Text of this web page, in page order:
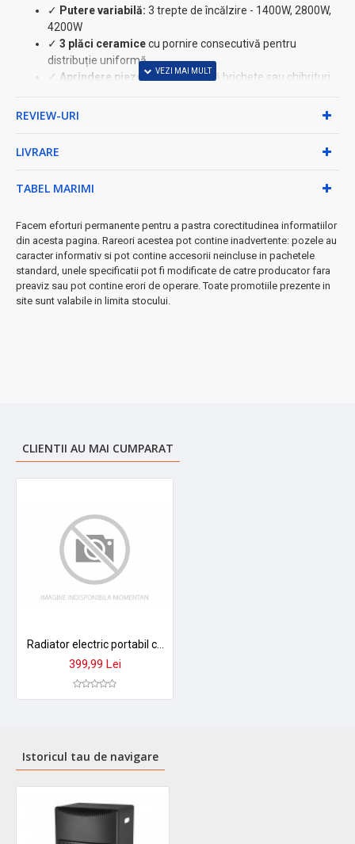
✓ Putere variabilă: 3 trepte de încălzire - 1400W, 2800W,
4200W
✓ 3 plăci ceramicecu pornire consecutivă pentru
distribuție uniformă
✓ Aprindere piezoelectrică - fără brichete sau chibrituri
★ Siguranță maximă garantată:
• Dispozitiv ODS - protecție automată la deficit de oxigen
→ Spațiu interior pentru butelii 5kg și 11kg
→ Furtun de 1m inclus în pachet
→ Consum economic de combustibil
◆ Perfect pentru case, cabane, ateliere sau spații comerciale
REVIEW-URI
LIVRARE
TABEL MARIMI
Facem eforturi permanente pentru a pastra corectitudinea informatiilor
din acesta pagina. Rareori acestea pot contine inadvertente: pozele au
caracter informativ si pot contine accesorii neincluse in pachetele
standard, unele specificatii pot fi modificate de catre producator fara
preaviz sau pot contine erori de operare. Toate promotiile prezente in
site sunt valabile in limita stocului.
CLIENTII AU MAI CUMPARAT
399,99 Lei
Istoricul tau de navigare